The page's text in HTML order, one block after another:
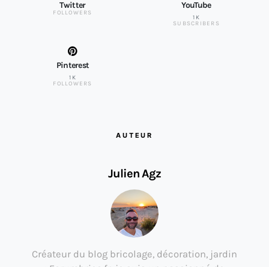
Twitter
FOLLOWERS
YouTube
1K
SUBSCRIBERS
Pinterest
1K
FOLLOWERS
AUTEUR
Julien Agz
Créateur du blog bricolage, décoration, jardin